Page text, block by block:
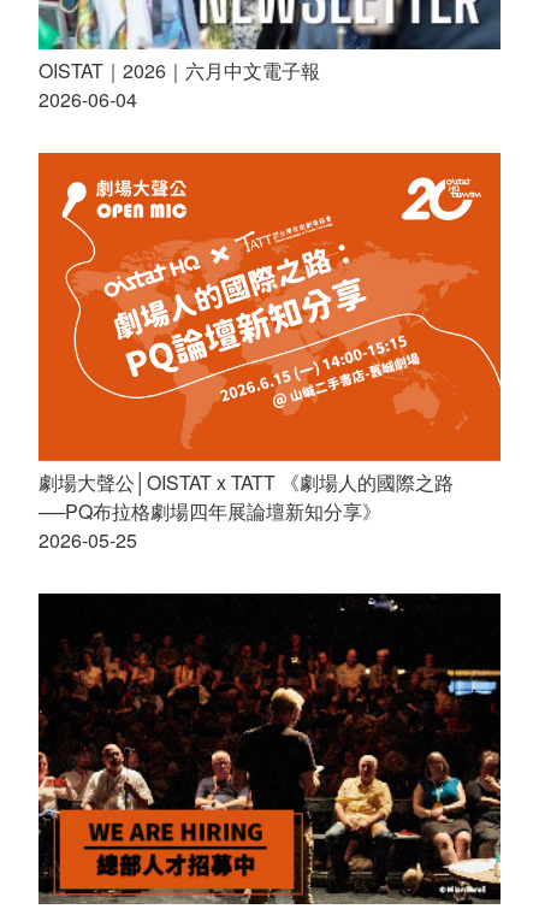
OISTAT｜2026｜六月中文電子報
2026-06-04
劇場大聲公│OISTAT x TATT 《劇場人的國際之路
──PQ布拉格劇場四年展論壇新知分享》
2026-05-25